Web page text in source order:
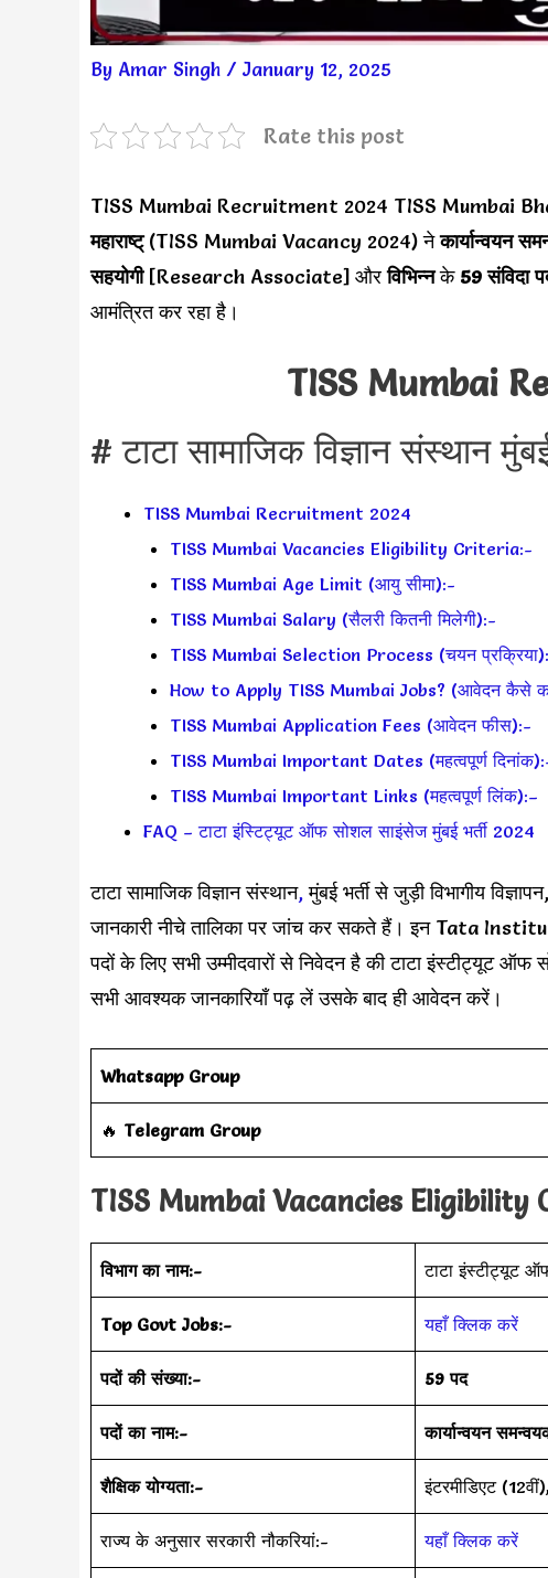
By Amar Singh / January 12, 2025
Rate this post
TISS Mumbai Recruitment 2024 TISS Mumbai
महाराष्ट्(TISS Mumbai Vacancy 2024) नेकार्यान्वयन
सहयोगी[Research Associate] औरविभिन्नके 59 संविदा
आमंत्रित कर रहा है।
TISS Mumbai
# टाटा सामाजिक विज्ञान संस्थान
TISS Mumbai Recruitment 2024
TISS Mumbai Vacancies Eligibility Criteria:-
TISS Mumbai Age Limit (आयु सीमा):-
TISS Mumbai Salary (सैलरी कितनी मिलेगी):-
TISS Mumbai Selection Process (चयन
How to Apply TISS Mumbai Jobs? (आवेदन कैसे
TISS Mumbai Application Fees (आवेदन फीस):-
TISS Mumbai Important Dates (महत्वपूर्ण
TISS Mumbai Important Links (महत्वपूर्ण लिंक):–
FAQ – टाटा इंस्टिट्यूट ऑफ सोशल साइंसेज मुंबई भर्ती 2024
टाटा सामाजिक विज्ञान संस्थान,मुंबई भर्ती से जुड़ी विभागीय
जानकारी नीचे तालिका पर जांच कर सकते हैं। इन Tata
पदों के लिए सभी उम्मीदवारों से निवेदन है की टाटा इंस्टीट्यूट
सभी आवश्यक जानकारियाँ पढ़ लें उसके बाद ही आवेदन करें।
Whatsapp Group
‎️‍🔥 Telegram Group
TISS Mumbai Vacancies Eligibility
विभाग का नाम:- टाटा इंस्टीट्यूट
Top Govt Jobs:- यहाँ क्लिक करें
पदों की संख्या:- 59 पद
पदों का नाम:- कार्यान्वयन
शैक्षिक योग्यता:- इंटरमीडिएट
राज्य के अनुसार सरकारी नौकरियां:- यहाँ क्लिक करें